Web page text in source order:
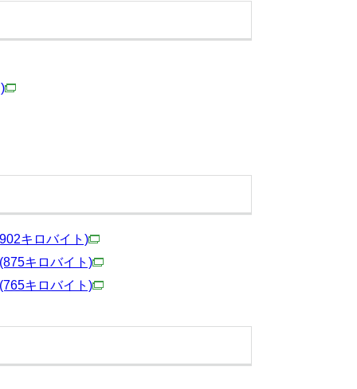
キロバイト)
(875キロバイト)
(765キロバイト)